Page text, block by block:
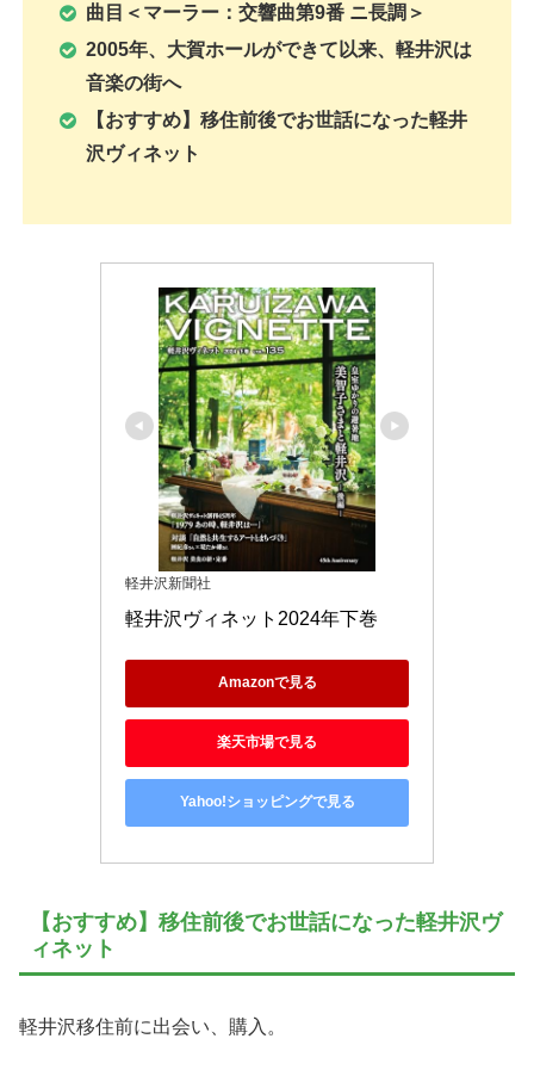
曲目＜マーラー：交響曲第9番 ニ長調＞
2005年、大賀ホールができて以来、軽井沢は
音楽の街へ
【おすすめ】移住前後でお世話になった軽井
沢ヴィネット
軽井沢新聞社
軽井沢ヴィネット2024年下巻
Amazonで見る
楽天市場で見る
Yahoo!ショッピングで見る
【おすすめ】移住前後でお世話になった軽井沢ヴ
ィネット
軽井沢移住前に出会い、購入。